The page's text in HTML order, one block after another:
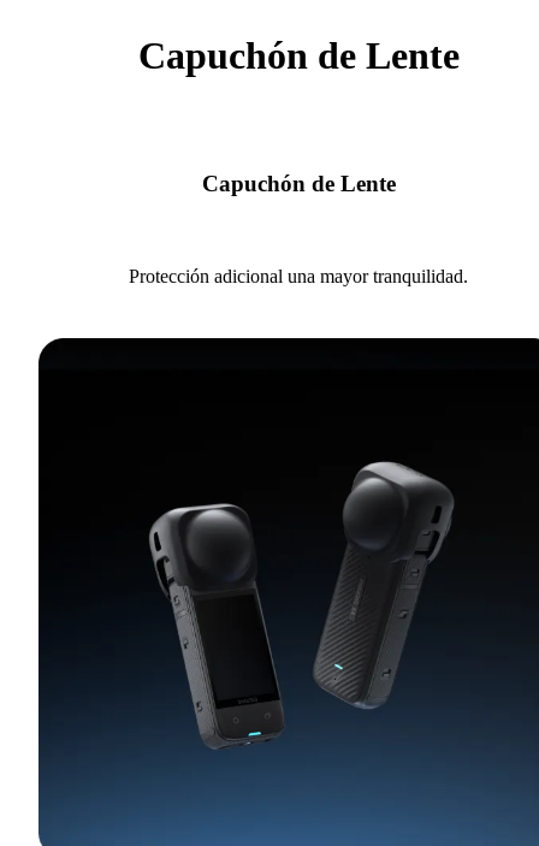
Capuchón de Lente
Capuchón de Lente
Protección adicional una mayor tranquilidad.